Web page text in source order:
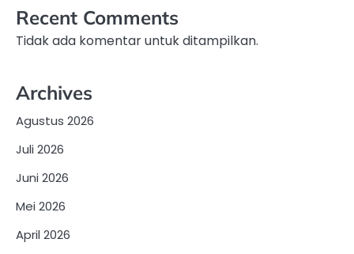
Recent Comments
Tidak ada komentar untuk ditampilkan.
Archives
Agustus 2026
Juli 2026
Juni 2026
Mei 2026
April 2026